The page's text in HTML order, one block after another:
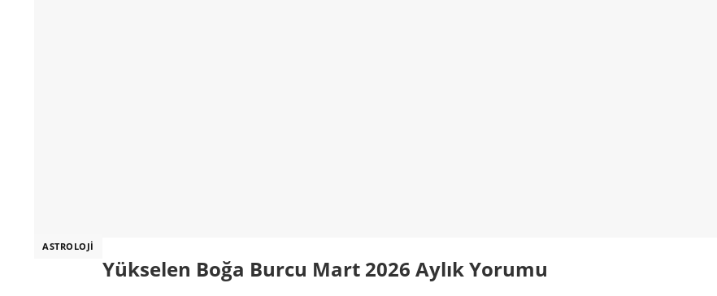
ASTROLOJI
Yükselen Boğa Burcu Mart 2026 Aylık Yorumu